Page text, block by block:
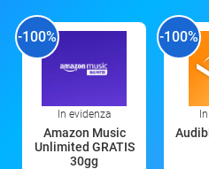
-100%
In evidenza
Amazon Music
Unlimited GRATIS
30gg
-100%